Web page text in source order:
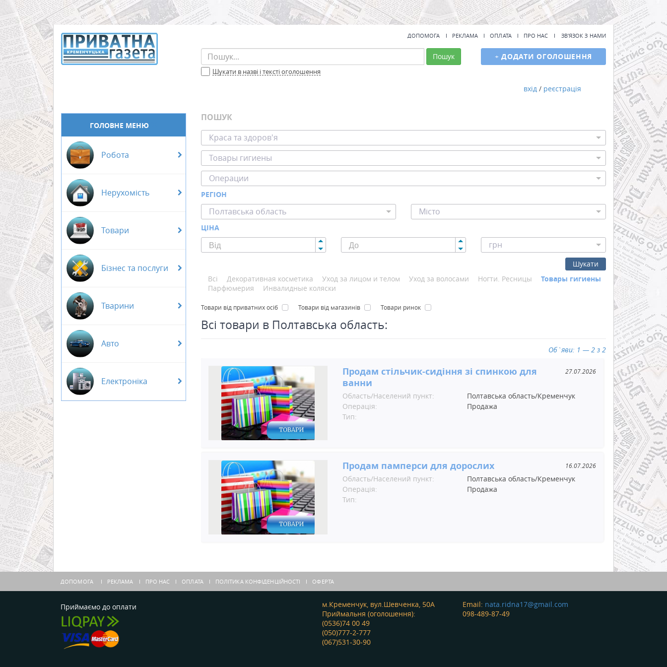
ДОПОМОГА РЕКЛАМА ОПЛАТА ПРО НАС ЗВ'ЯЗОК З НАМИ
Пошук
Шукати в назві і тексті оголошення
+ ДОДАТИ ОГОЛОШЕННЯ
вхід / реєстрація
ГОЛОВНЕ МЕНЮ
Робота
Нерухомість
Товари
Бізнес та послуги
Тварини
Авто
Електроніка
ПОШУК
Краса та здоров'я
Товары гигиены
Операции
РЕГІОН
Полтавська область Місто
ЦІНА
грн
Шукати
Всі
Декоративная косметика Уход за лицом и телом Уход за волосами Ногти. Ресницы
Товары гигиены
Парфюмерия
Инвалидные коляски
Товари від приватних осіб Товари від магазинів Товари ринок
Всі товари в Полтавська область:
Об`яви: 1 — 2 з 2
Продам стільчик-сидіння зі спинкою для
ванни
27.07.2026
Область/Населений пункт:
Полтавська область/Кременчук
Операція:
Продажа
Тип:
Продам памперси для дорослих 16.07.2026
Область/Населений пункт:
Полтавська область/Кременчук
Операція:
Продажа
Тип:
ДОПОМОГА РЕКЛАМА ПРО НАС ОПЛАТА ПОЛІТИКА КОНФІДЕНЦІЙНОСТІ ОФЕРТА
Приймаємо до оплати
м.Кременчук, вул.Шевченка, 50А
Приймальня (оголошення):
(0536)74 00 49
(050)777-2-777
(067)531-30-90
Email: nata.ridna17@gmail.com
098-489-87-49